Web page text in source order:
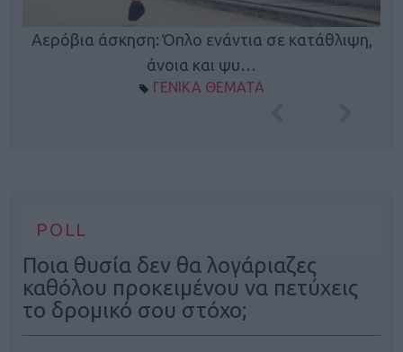
Αερόβια άσκηση: Όπλο ενάντια σε κατάθλιψη,
άνοια και ψυ…
ΓΕΝΙΚΑ ΘΕΜΑΤΑ
POLL
Ποια θυσία δεν θα λογάριαζες
καθόλου προκειμένου να πετύχεις
το δρομικό σου στόχο;